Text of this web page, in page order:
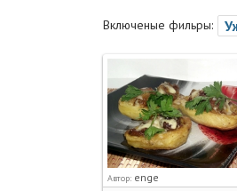
Включеные фильры:
Автор: enge